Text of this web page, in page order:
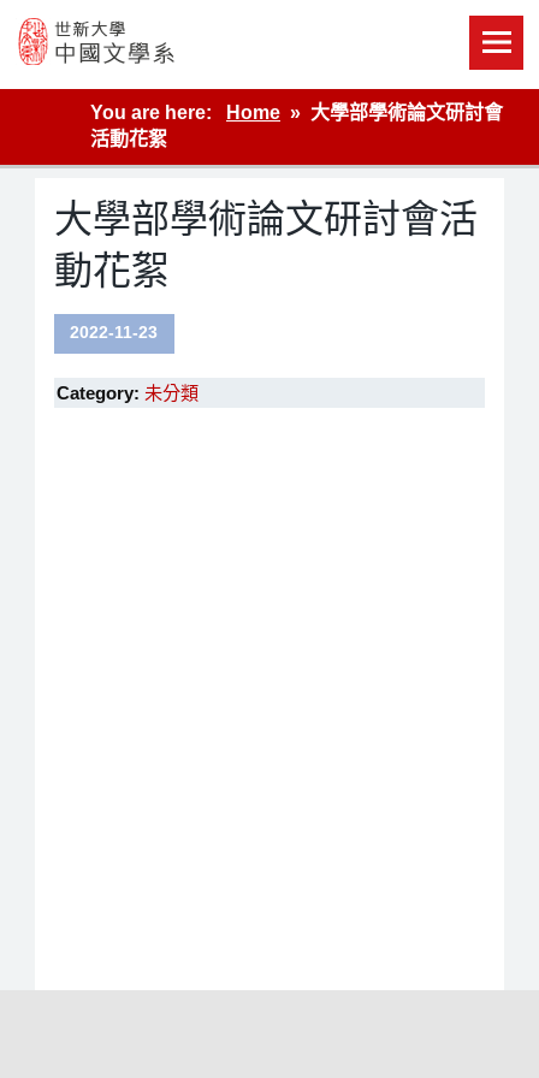
content
世新大學教學單位的網站
You are here:
Home
大學部學術論文研討會
活動花絮
大學部學術論文研討會活
動花絮
2022-11-23
Category: 未分類